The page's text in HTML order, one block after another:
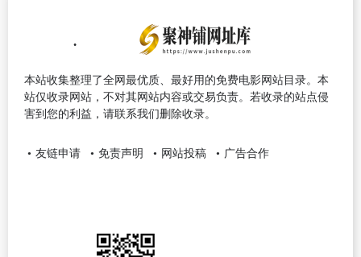
本站收集整理了全网最优质、最好用的免费电影网站目录。本
站仅收录网站，不对其网站内容或交易负责。若收录的站点侵
害到您的利益，请联系我们删除收录。
友链申请 免责声明 网站投稿 广告合作